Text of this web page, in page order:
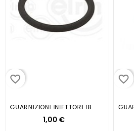
favorite_border
GUARNIZIONI INIETTORI 18 X 22 X...
1,00 €
favorite_border